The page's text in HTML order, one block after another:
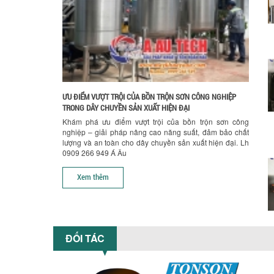
ƯU ĐIỂM VƯỢT TRỘI CỦA BỒN TRỘN SƠN CÔNG NGHIỆP
TRONG DÂY CHUYỀN SẢN XUẤT HIỆN ĐẠI
Khám phá ưu điểm vượt trội của bồn trộn sơn công
nghiệp – giải pháp nâng cao năng suất, đảm bảo chất
lượng và an toàn cho dây chuyền sản xuất hiện đại. Lh
0909 266 949 Á Âu
Xem thêm
ĐỐI TÁC